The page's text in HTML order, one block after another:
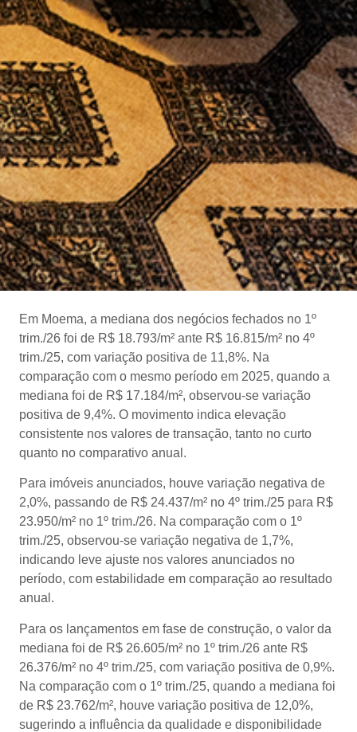
Em Moema, a mediana dos negócios fechados no 1º
trim./26 foi de R$ 18.793/m² ante R$ 16.815/m² no 4º
trim./25, com variação positiva de 11,8%. Na
comparação com o mesmo período em 2025, quando a
mediana foi de R$ 17.184/m², observou-se variação
positiva de 9,4%. O movimento indica elevação
consistente nos valores de transação, tanto no curto
quanto no comparativo anual.
Para imóveis anunciados, houve variação negativa de
2,0%, passando de R$ 24.437/m² no 4º trim./25 para R$
23.950/m² no 1º trim./26. Na comparação com o 1º
trim./25, observou-se variação negativa de 1,7%,
indicando leve ajuste nos valores anunciados no
período, com estabilidade em comparação ao resultado
anual.
Para os lançamentos em fase de construção, o valor da
mediana foi de R$ 26.605/m² no 1º trim./26 ante R$
26.376/m² no 4º trim./25, com variação positiva de 0,9%.
Na comparação com o 1º trim./25, quando a mediana foi
de R$ 23.762/m², houve variação positiva de 12,0%,
sugerindo a influência da qualidade e disponibilidade